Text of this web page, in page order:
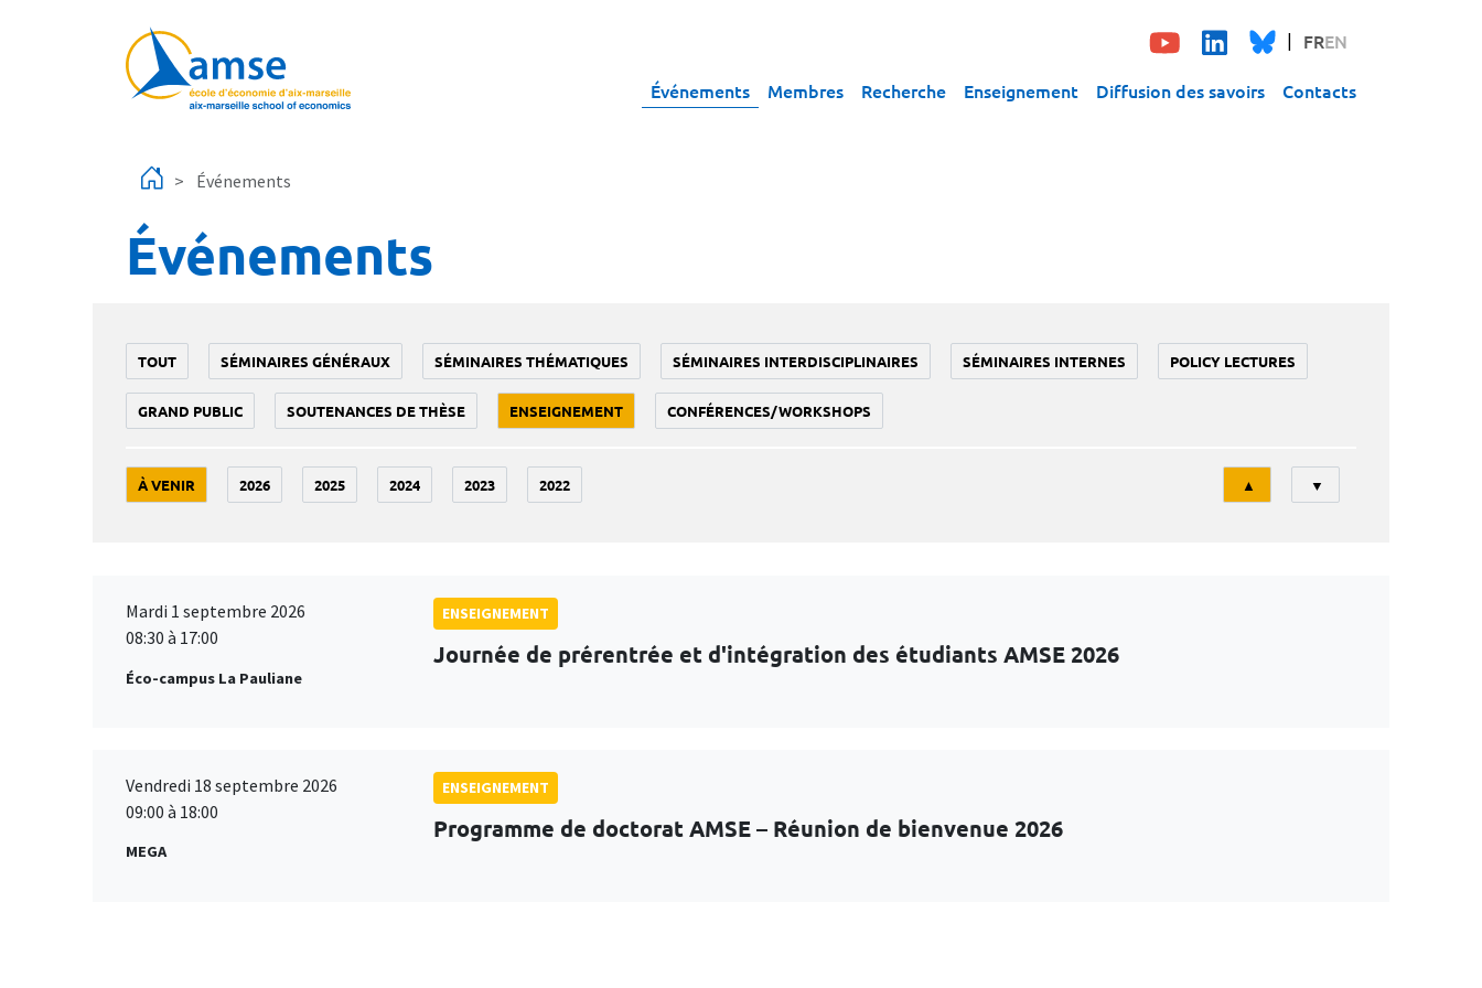
FREN
Événements Membres Recherche Enseignement Diffusion des savoirs Contacts
Événements
Événements
TOUT SÉMINAIRES GÉNÉRAUX SÉMINAIRES THÉMATIQUES SÉMINAIRES INTERDISCIPLINAIRES SÉMINAIRES INTERNES POLICY LECTURES
GRAND PUBLIC SOUTENANCES DE THÈSE ENSEIGNEMENT CONFÉRENCES/WORKSHOPS
À VENIR 2026 2025 2024 2023 2022
Tri
▲ ▼
Mardi 1 septembre 2026
08:30 à 17:00
Éco-campus La Pauliane
ENSEIGNEMENT
Journée de prérentrée et d'intégration des étudiants AMSE 2026
Vendredi 18 septembre 2026
09:00 à 18:00
MEGA
ENSEIGNEMENT
Programme de doctorat AMSE – Réunion de bienvenue 2026